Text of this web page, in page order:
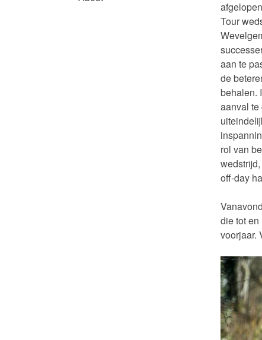
Tour
aan te
de
behalen.
aanval te
rol van
off-day
die tot
voorjaar.